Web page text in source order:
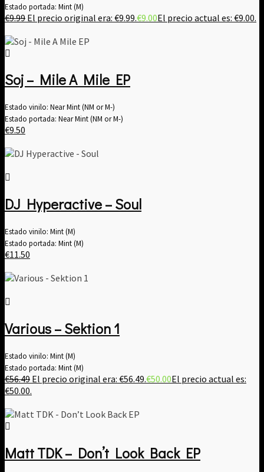
Estado portada: Mint (M)
€9.99 El precio original era: €9.99.€9.00El precio actual es: €9.00.
Soj – Mile A Mile EP
Estado vinilo: Near Mint (NM or M-)
Estado portada: Near Mint (NM or M-)
€9.50
DJ Hyperactive – Soul
Estado vinilo: Mint (M)
Estado portada: Mint (M)
€11.50
Various – Sektion 1
Estado vinilo: Mint (M)
Estado portada: Mint (M)
€56.49 El precio original era: €56.49.€50.00El precio actual es:
€50.00.
Matt TDK – Don’t Look Back EP